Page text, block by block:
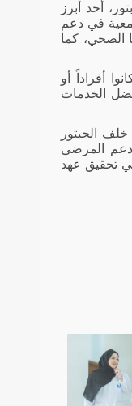
أحد أبرز
في دعم
الصحي، كما
أفراداً أو
الخدمات
الحبتور
دعم المرضى
تحقيق عهد